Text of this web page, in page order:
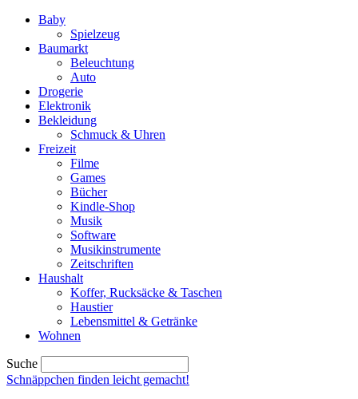
Baby
Spielzeug
Baumarkt
Beleuchtung
Auto
Drogerie
Elektronik
Bekleidung
Schmuck & Uhren
Freizeit
Filme
Games
Bücher
Kindle-Shop
Musik
Software
Musikinstrumente
Zeitschriften
Haushalt
Koffer, Rucksäcke & Taschen
Haustier
Lebensmittel & Getränke
Wohnen
Suche
Schnäppchen finden leicht gemacht!